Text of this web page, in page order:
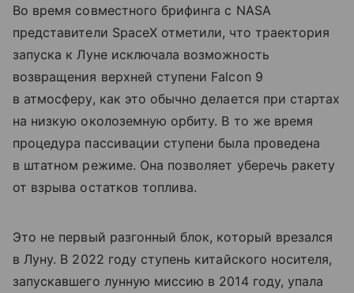
Во время совместного брифинга с NASA
представители SpaceX отметили, что траектория
запуска к Луне исключала возможность
возвращения верхней ступени Falcon 9
в атмосферу, как это обычно делается при стартах
на низкую околоземную орбиту. В то же время
процедура пассивации ступени была проведена
в штатном режиме. Она позволяет уберечь ракету
от взрыва остатков топлива.
Это не первый разгонный блок, который врезался
в Луну. В 2022 году ступень китайского носителя,
запускавшего лунную миссию в 2014 году, упала